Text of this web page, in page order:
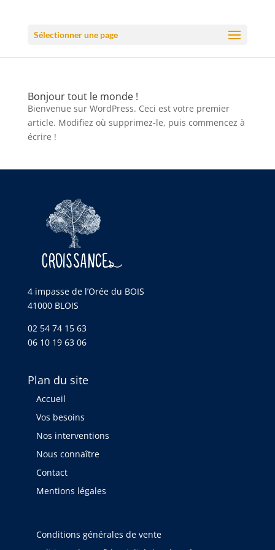
Sélectionner une page
Bonjour tout le monde !
Bienvenue sur WordPress. Ceci est votre premier
article. Modifiez où supprimez-le, puis commencez à
écrire !
4 impasse de l’Orée du BOIS
41000 BLOIS
02 54 74 15 63
06 10 19 63 06
Plan du site
Accueil
Vos besoins
Nos interventions
Nous connaître
Contact
Mentions légales
Conditions générales de vente